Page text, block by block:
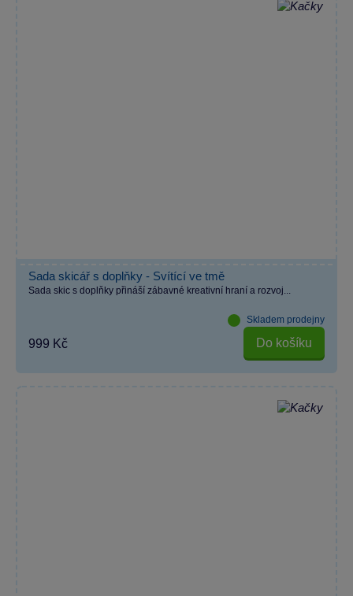
Sada skicář s doplňky - Svítící ve tmě
Sada skic s doplňky přináší zábavné kreativní hraní a rozvoj...
Skladem prodejny
999 Kč Do košíku